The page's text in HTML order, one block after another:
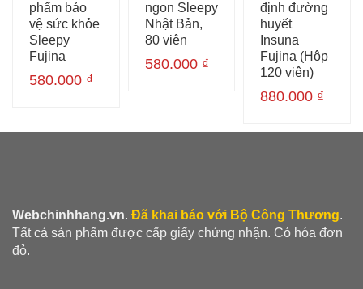
phẩm bảo
vệ sức khỏe
Sleepy
Fujina
580.000 ₫
ngon Sleepy
Nhật Bản,
80 viên
580.000 ₫
định đường
huyết
Insuna
Fujina (Hộp
120 viên)
880.000 ₫
Webchinhhang.vn. Đã khai báo với Bộ Công Thương.
Tất cả sản phẩm được cấp giấy chứng nhận. Có hóa đơn
đỏ.